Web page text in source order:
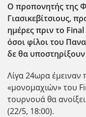
Ο προπονητής της
Γιασικεβίτσιους,
ημέρες πριν το
όσοι φίλοι του
δε θα
Λίγα 24ωρα
«μονομαχιών» του
τουρνουά θα
(22/5, 18:00).